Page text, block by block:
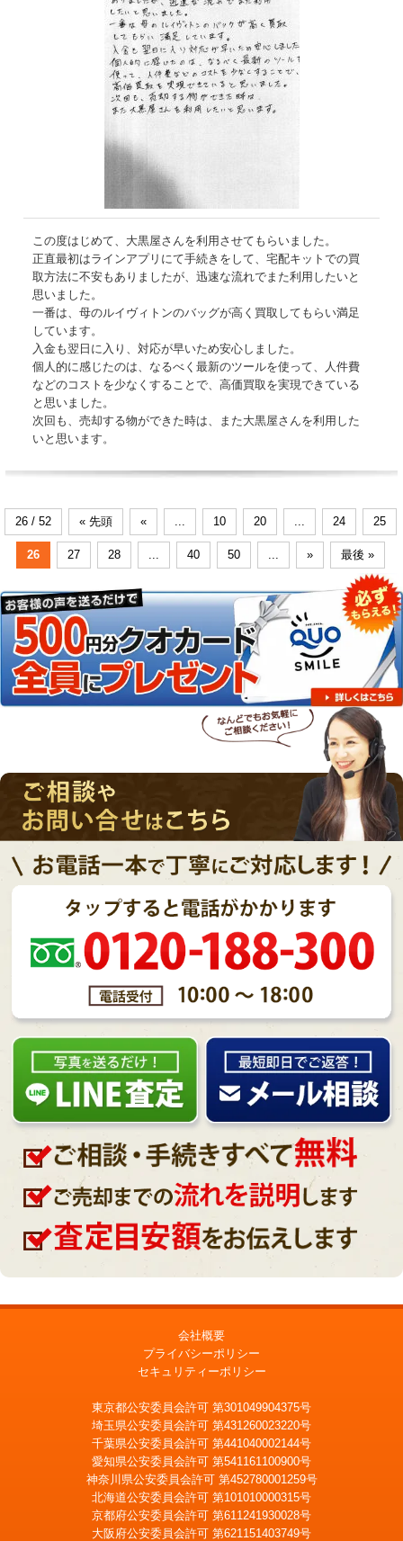
この度はじめて、大黒屋さんを利用させてもらいました。
正直最初はラインアプリにて手続きをして、宅配キットでの買
取方法に不安もありましたが、迅速な流れでまた利用したいと
思いました。
一番は、母のルイヴィトンのバッグが高く買取してもらい満足
しています。
入金も翌日に入り、対応が早いため安心しました。
個人的に感じたのは、なるべく最新のツールを使って、人件費
などのコストを少なくすることで、高価買取を実現できている
と思いました。
次回も、売却する物ができた時は、また大黒屋さんを利用した
いと思います。
26 / 52 « 先頭 « 10 20 24 25
26 27 28 40 50 » 最後 »
会社概要
プライバシーポリシー
セキュリティーポリシー
東京都公安委員会許可 第301049904375号
埼玉県公安委員会許可 第431260023220号
千葉県公安委員会許可 第441040002144号
愛知県公安委員会許可 第541161100900号
神奈川県公安委員会許可 第452780001259号
北海道公安委員会許可 第101010000315号
京都府公安委員会許可 第611241930028号
大阪府公安委員会許可 第621151403749号